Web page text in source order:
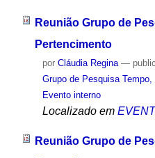
Reunião Grupo de
Pertencimento
por Cláudia Regina —
Grupo de Pesquisa
Evento interno
Localizado em
Reunião Grupo de